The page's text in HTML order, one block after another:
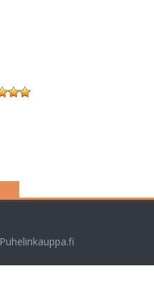
Puhelinkauppa.fi